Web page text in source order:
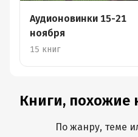
Аудионовинки 15-21
ноября
15 книг
Книги, похожие
По жанру, теме